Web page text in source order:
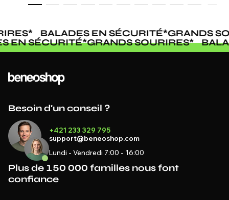
* BALADES EN SÉCURITÉ*GRANDS
EN SÉCURITÉ*GRANDS SOURIRES*
Besoin d'un conseil ?
+421 233 329 795
support@beneoshop.com
Lundi - Vendredi 7:00 - 16:00
Plus de 150 000 familles nous font
confiance